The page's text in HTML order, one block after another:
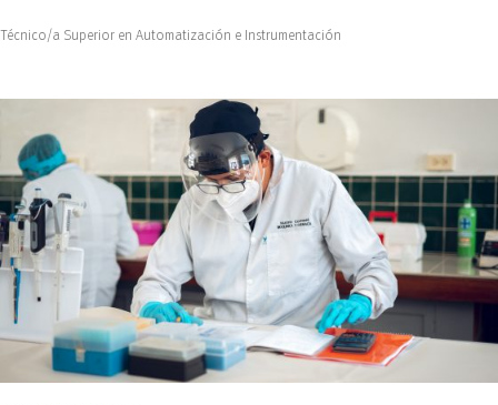
Técnico/a Superior en Automatización e Instrumentación